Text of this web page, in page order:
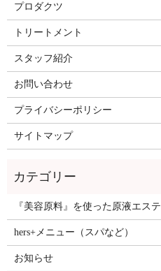
プロダクツ
トリートメント
スタッフ紹介
お問い合わせ
プライバシーポリシー
サイトマップ
『美容原料』を使った原液エステ
hers+メニュー（スパなど）
お知らせ